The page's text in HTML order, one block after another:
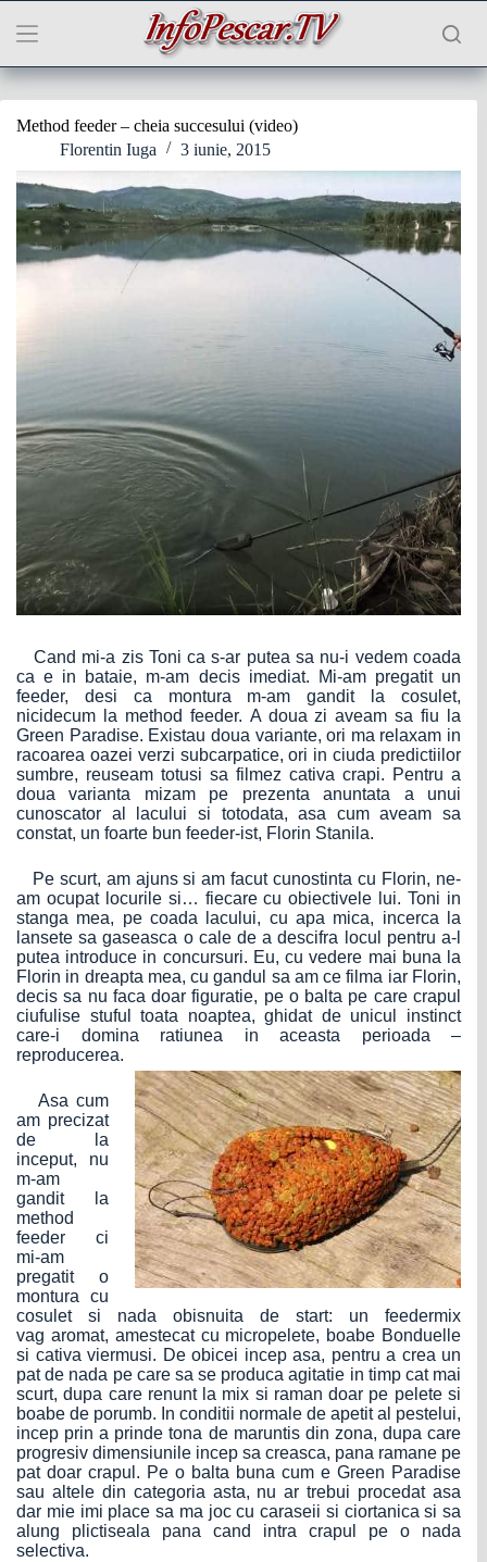
conținut
Method feeder – cheia succesului (video)
Florentin Iuga
3 iunie, 2015
Cand mi-a zis Toni ca s-ar putea sa nu-i vedem coada
ca e in bataie, m-am decis imediat. Mi-am pregatit un
feeder, desi ca montura m-am gandit la cosulet,
nicidecum la method feeder. A doua zi aveam sa fiu la
Green Paradise. Existau doua variante, ori ma relaxam in
racoarea oazei verzi subcarpatice, ori in ciuda predictiilor
sumbre, reuseam totusi sa filmez cativa crapi. Pentru a
doua varianta mizam pe prezenta anuntata a unui
cunoscator al lacului si totodata, asa cum aveam sa
constat, un foarte bun feeder-ist, Florin Stanila.
Pe scurt, am ajuns si am facut cunostinta cu Florin, ne-
am ocupat locurile si… fiecare cu obiectivele lui. Toni in
stanga mea, pe coada lacului, cu apa mica, incerca la
lansete sa gaseasca o cale de a descifra locul pentru a-l
putea introduce in concursuri. Eu, cu vedere mai buna la
Florin in dreapta mea, cu gandul sa am ce filma iar Florin,
decis sa nu faca doar figuratie, pe o balta pe care crapul
ciufulise stuful toata noaptea, ghidat de unicul instinct
care-i domina ratiunea in aceasta perioada –
reproducerea.
Asa cum
am precizat
de la
inceput, nu
m-am
gandit la
method
feeder ci
mi-am
pregatit o
montura cu
cosulet si nada obisnuita de start: un feedermix
vag aromat, amestecat cu micropelete, boabe Bonduelle
si cativa viermusi. De obicei incep asa, pentru a crea un
pat de nada pe care sa se produca agitatie in timp cat mai
scurt, dupa care renunt la mix si raman doar pe pelete si
boabe de porumb. In conditii normale de apetit al pestelui,
incep prin a prinde tona de maruntis din zona, dupa care
progresiv dimensiunile incep sa creasca, pana ramane pe
pat doar crapul. Pe o balta buna cum e Green Paradise
sau altele din categoria asta, nu ar trebui procedat asa
dar mie imi place sa ma joc cu caraseii si ciortanica si sa
alung plictiseala pana cand intra crapul pe o nada
selectiva.